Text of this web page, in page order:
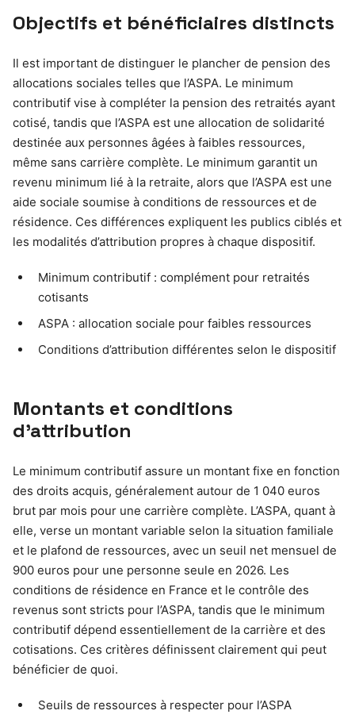
Objectifs et bénéficiaires distincts
Il est important de distinguer le plancher de pension des
allocations sociales telles que l’ASPA. Le minimum
contributif vise à compléter la pension des retraités ayant
cotisé, tandis que l’ASPA est une allocation de solidarité
destinée aux personnes âgées à faibles ressources,
même sans carrière complète. Le minimum garantit un
revenu minimum lié à la retraite, alors que l’ASPA est une
aide sociale soumise à conditions de ressources et de
résidence. Ces différences expliquent les publics ciblés et
les modalités d’attribution propres à chaque dispositif.
Minimum contributif : complément pour retraités
cotisants
ASPA : allocation sociale pour faibles ressources
Conditions d’attribution différentes selon le dispositif
Montants et conditions
d’attribution
Le minimum contributif assure un montant fixe en fonction
des droits acquis, généralement autour de 1 040 euros
brut par mois pour une carrière complète. L’ASPA, quant à
elle, verse un montant variable selon la situation familiale
et le plafond de ressources, avec un seuil net mensuel de
900 euros pour une personne seule en 2026. Les
conditions de résidence en France et le contrôle des
revenus sont stricts pour l’ASPA, tandis que le minimum
contributif dépend essentiellement de la carrière et des
cotisations. Ces critères définissent clairement qui peut
bénéficier de quoi.
Seuils de ressources à respecter pour l’ASPA